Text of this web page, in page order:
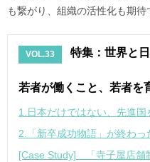
も繋がり、組織の活性化も期待
VOL.33 特集：世界と
若者が働くこと、若者を
1.日本だけではない、先進
2.「新卒成功物語」が終わ
[Case Study] 「寺子屋店舗